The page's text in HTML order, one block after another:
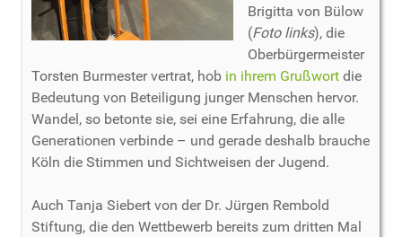
Brigitta von Bülow
(Foto links), die
Oberbürgermeister
Torsten Burmester vertrat, hob in ihrem Grußwort die
Bedeutung von Beteiligung junger Menschen hervor.
Wandel, so betonte sie, sei eine Erfahrung, die alle
Generationen verbinde – und gerade deshalb brauche
Köln die Stimmen und Sichtweisen der Jugend.
Auch Tanja Siebert von der Dr. Jürgen Rembold
Stiftung, die den Wettbewerb bereits zum dritten Mal